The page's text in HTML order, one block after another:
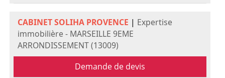
CABINET SOLIHA PROVENCE | Expertise
immobilière - MARSEILLE 9EME
ARRONDISSEMENT (13009)
Demande de devis